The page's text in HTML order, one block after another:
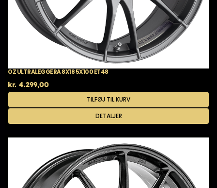
OZ ULTRALEGGERA 8X18 5X100 ET48
kr. 4.299,00
TILFØJ TIL KURV
DETALJER